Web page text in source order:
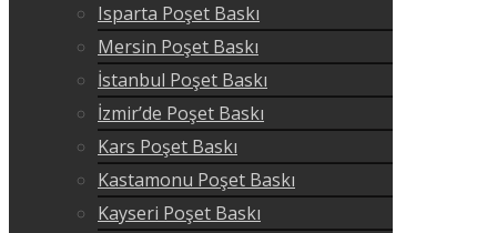
Isparta Poşet Baskı
Mersin Poşet Baskı
İstanbul Poşet Baskı
İzmir’de Poşet Baskı
Kars Poşet Baskı
Kastamonu Poşet Baskı
Kayseri Poşet Baskı